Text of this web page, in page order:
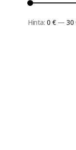
Hinta: 0 €—30